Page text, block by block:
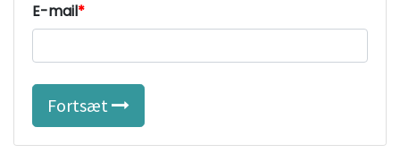
E-mail
Fortsæt